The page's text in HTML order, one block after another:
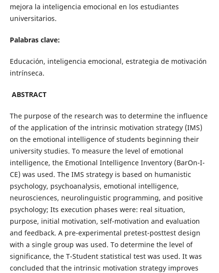
mejora la inteligencia emocional en los estudiantes
universitarios.
Palabras clave:
Educación, inteligencia emocional, estrategia de motivación
intrínseca.
ABSTRACT
The purpose of the research was to determine the influence
of the application of the intrinsic motivation strategy (IMS)
on the emotional intelligence of students beginning their
university studies. To measure the level of emotional
intelligence, the Emotional Intelligence Inventory (BarOn-I-
CE) was used. The IMS strategy is based on humanistic
psychology, psychoanalysis, emotional intelligence,
neurosciences, neurolinguistic programming, and positive
psychology; Its execution phases were: real situation,
purpose, initial motivation, self-motivation and evaluation
and feedback. A pre-experimental pretest-posttest design
with a single group was used. To determine the level of
significance, the T-Student statistical test was used. It was
concluded that the intrinsic motivation strategy improves